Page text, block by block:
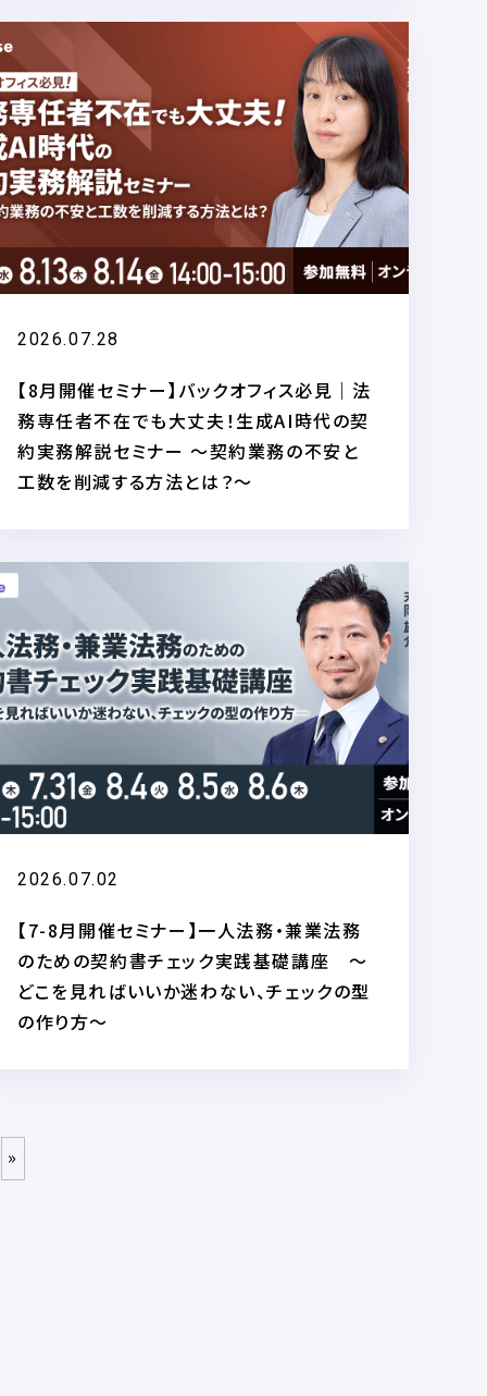
2026.07.28
【8月開催セミナー】バックオフィス必見｜法
務専任者不在でも大丈夫！生成AI時代の契
約実務解説セミナー ～契約業務の不安と
工数を削減する方法とは？～
2026.07.02
【7-8月開催セミナー】一人法務・兼業法務
のための契約書チェック実践基礎講座 〜
どこを見ればいいか迷わない、チェックの型
の作り方〜
»